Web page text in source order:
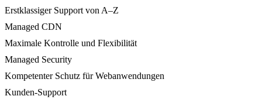
Erstklassiger Support von A–Z
Managed CDN
Maximale Kontrolle und Flexibilität
Managed Security
Kompetenter Schutz für Webanwendungen
Kunden-Support